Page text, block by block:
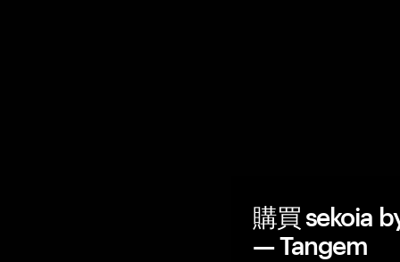
購買 sekoia
— Tangem